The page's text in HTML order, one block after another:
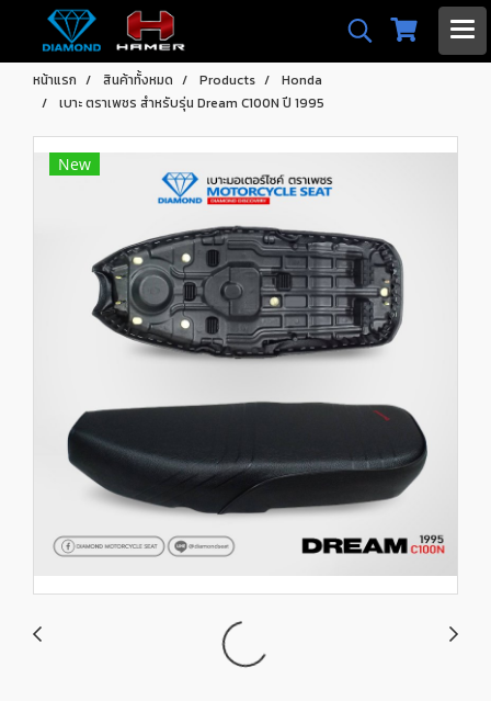
หน้าแรก สินค้าทั้งหมด Products
Honda
เบาะ ตราเพชร สำหรับรุ่น Dream C100N ปี 1995
New